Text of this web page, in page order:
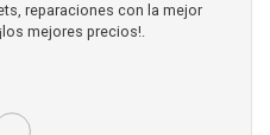
reparaciones con la mejor
mejores precios!.